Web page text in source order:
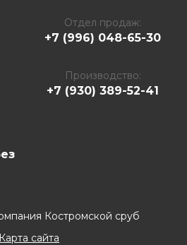
Отдел продаж:
+7 (996) 048-65-30
Производство:
+7 (930) 389-52-41
Костромской сруб
Карта сайта